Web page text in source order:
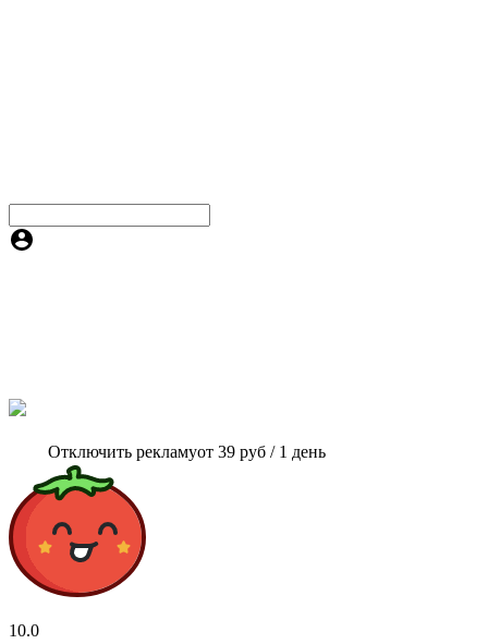
Отключить рекламуот 39 руб / 1 день
10.0